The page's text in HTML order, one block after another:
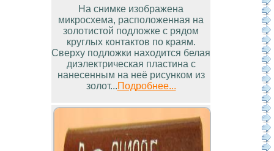
На снимке изображена
микросхема, расположенная на
золотистой подложке с рядом
круглых контактов по краям.
Сверху подложки находится белая
диэлектрическая пластина с
нанесенным на неё рисунком из
золот...Подробнее...